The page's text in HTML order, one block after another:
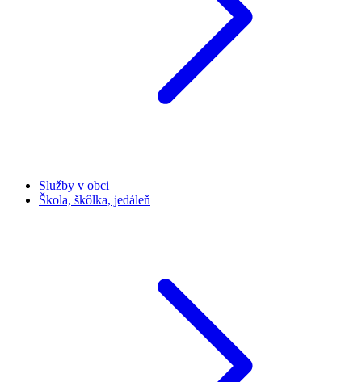
Služby v obci
Škola, škôlka, jedáleň